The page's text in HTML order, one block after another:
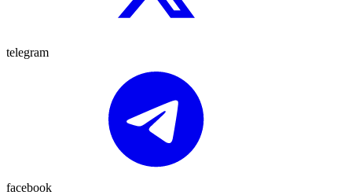
telegram
facebook